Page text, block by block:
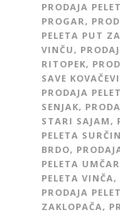
PRODAJA
PROGAR,
PELETA PUT
VINČU,
RITOPEK,
SAVE
PRODAJA
SENJAK,
STARI SAJAM,
PELETA SURČIN
BRDO,
PELETA
PELETA VINČA,
PRODAJA
ZAKLOPAČA,